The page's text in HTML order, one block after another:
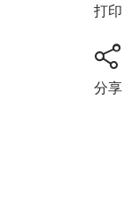
打印
分享